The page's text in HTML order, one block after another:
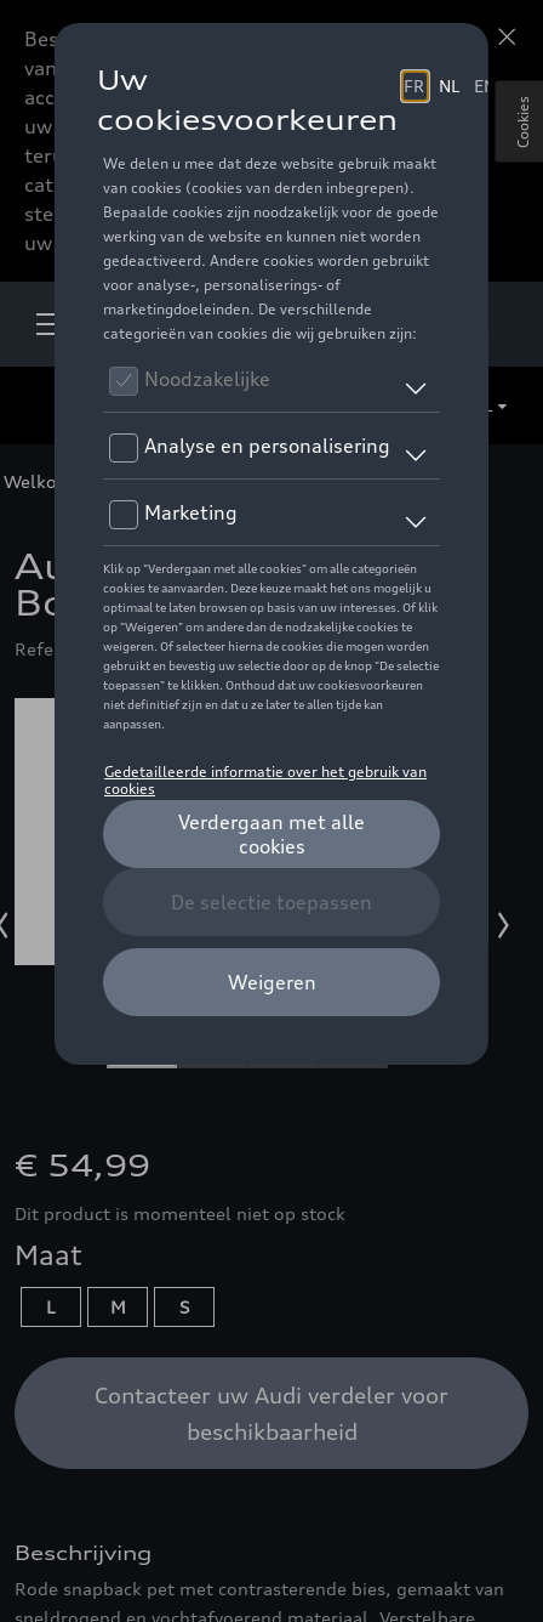
Beste accessoires-lovers,
vanaf nu kan u het hele
accessoire assortiment van
uw favoriete merk
terugvinden in de online
catalogus. Deze kunnen
steeds besteld worden via
uw verdeler.
Welkom Voor u >F1 Collectie >Accessoires > Detail
Audi F1 Fan pet
Bortoleto, rood
Referentie: ZZQ3132601701M
€ 54,99
Dit product is momenteel niet op stock
Maat
L M S
Contacteer uw Audi verdeler voor
beschikbaarheid
Beschrijving
Rode snapback pet met contrasterende bies, gemaakt van
sneldrogend en vochtafvoerend materiaal. Verstelbare
Cookies